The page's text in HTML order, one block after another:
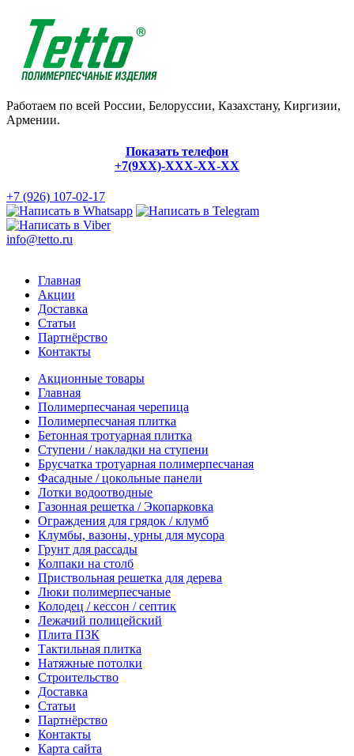
Работаем по всей России, Белоруссии, Казахстану, Киргизии,
Армении.
Показать телефон
+7(9XX)-XXX-XX-XX
+7 (926) 107-02-17
info@tetto.ru
Главная
Акции
Доставка
Статьи
Партнёрство
Контакты
Акционные товары
Главная
Полимерпесчаная черепица
Полимерпесчаная плитка
Бетонная тротуарная плитка
Ступени / накладки на ступени
Брусчатка тротуарная полимерпесчаная
Фасадные / цокольные панели
Лотки водоотводные
Газонная решетка / Экопарковка
Ограждения для грядок / клумб
Клумбы, вазоны, урны для мусора
Грунт для рассады
Колпаки на столб
Приствольная решетка для дерева
Люки полимерпесчаные
Колодец / кессон / септик
Лежачий полицейский
Плита ПЗК
Тактильная плитка
Натяжные потолки
Строительство
Доставка
Статьи
Партнёрство
Контакты
Карта сайта